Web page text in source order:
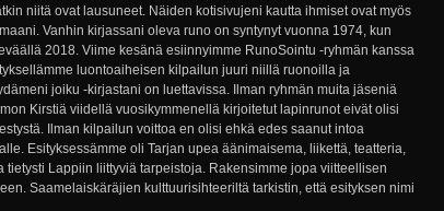
niitä ovat lausuneet. Näiden kotisivujeni kautta ihmiset ovat myös
Vanhin kirjassani oleva runo on syntynyt vuonna 1974, kun
2018. Viime kesänä esiinnyimme RunoSointu -ryhmän kanssa
luontoaiheisen kilpailun juuri niillä ruonoilla ja
joiku -kirjastani on luettavissa. Ilman ryhmän muita jäseniä
Kirstiä viidellä vuosikymmenellä kirjoitetut lapinrunot eivät olisi
Ilman kilpailun voittoa en olisi ehkä edes saanut intoa
Esityksessämme oli Tarjan upea äänimaisema, liikettä, teatteria,
tietysti Lappiin liittyviä tarpeistoja. Rakensimme jopa viitteellisen
Saamelaiskäräjien kulttuurisihteeriltä tarkistin, että esityksen nimi